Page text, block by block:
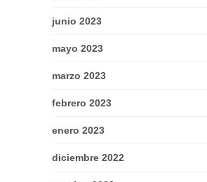
junio 2023
mayo 2023
marzo 2023
febrero 2023
enero 2023
diciembre 2022